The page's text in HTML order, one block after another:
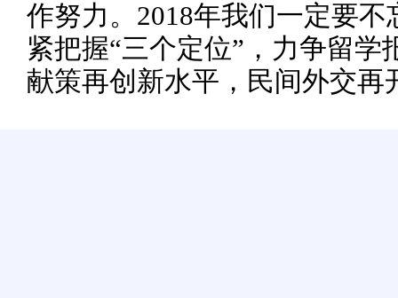
作努力。2018年我们一定要
紧把握“三个定位”，力争留学
献策再创新水平，民间外交再